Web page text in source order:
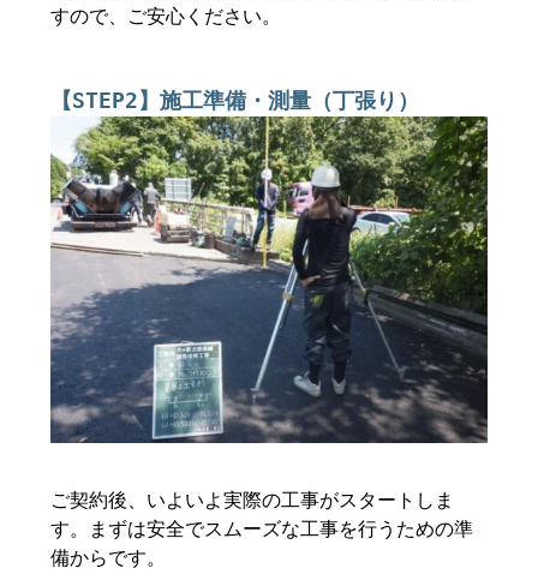
すので、ご安心ください。
【STEP2】施工準備・測量（丁張り）
ご契約後、いよいよ実際の工事がスタートしま
す。まずは安全でスムーズな工事を行うための準
備からです。